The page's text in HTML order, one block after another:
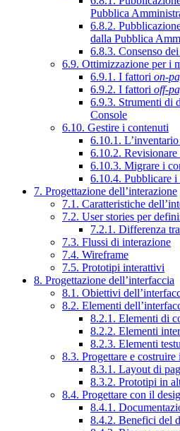
Pubblica
6.8.2.
dalla Pubblica
6.8.3. Consenso
6.9. Ottimizzazione per i
6.9.1. I fattori on-
6.9.2. I fattori off-
6.9.3. Strumenti di
Console
6.10. Gestire i contenuti
6.10.1.
6.10.2.
6.10.3. Migrare i
6.10.4. Pubblicare i
7. Progettazione dell’interazione
7.1. Caratteristiche
7.2. User stories per
7.2.1. Differenza
7.3. Flussi di interazione
7.4. Wireframe
7.5. Prototipi interattivi
8. Progettazione dell’interfaccia
8.1. Obiettivi
8.2. Elementi
8.2.1. Elementi di
8.2.2. Elementi
8.2.3. Elementi
8.3. Progettare e costruire
8.3.1. Layout di
8.3.2. Prototipi in
8.4. Progettare con il
8.4.1.
8.4.2. Benefici del